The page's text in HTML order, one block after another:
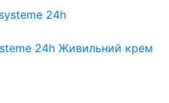
24h Живильний крем